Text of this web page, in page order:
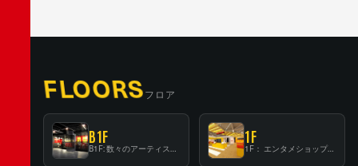
FLOORSフロア
B1F 1F
1F： エンタメショップならではのイマーシブ空間